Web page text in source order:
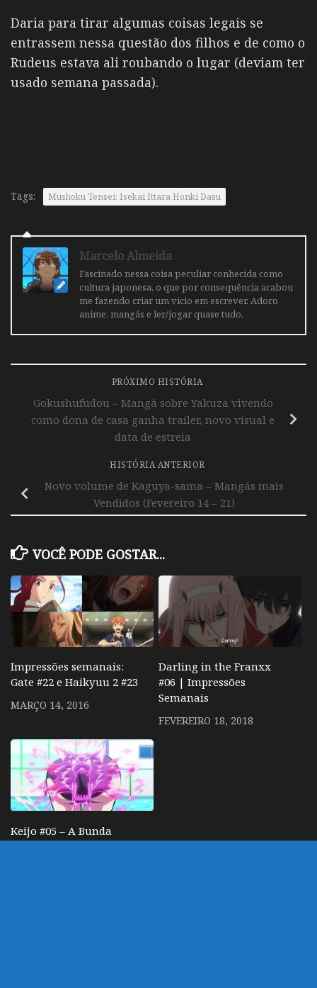
Daria para tirar algumas coisas legais se
entrassem nessa questão dos filhos e de como o
Rudeus estava ali roubando o lugar (deviam ter
usado semana passada).
Tags: Mushoku Tensei: Isekai Ittara Honki Dasu
Marcelo Almeida
Fascinado nessa coisa peculiar conhecida como
cultura japonesa, o que por consequência acabou
me fazendo criar um vicio em escrever. Adoro
anime, mangás e ler/jogar quase tudo.
PRÓXIMO HISTÓRIA
Gokushufudou – Mangá sobre Yakuza vivendo
como dona de casa ganha trailer, novo visual e
data de estreia
HISTÓRIA ANTERIOR
Novo volume de Kaguya-sama – Mangás mais
Vendidos (Fevereiro 14 – 21)
VOCÊ PODE GOSTAR...
Impressões semanais:
Gate #22 e Haikyuu 2 #23
MARÇO 14, 2016
Darling in the Franxx
#06 | Impressões
Semanais
FEVEREIRO 18, 2018
Keijo #05 – A Bunda